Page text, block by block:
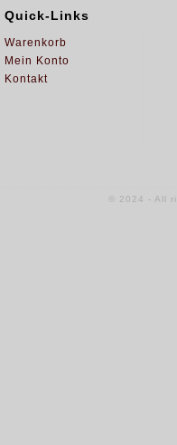
Quick-Links
Warenkorb
Mein Konto
Kontakt
© 2024 - All